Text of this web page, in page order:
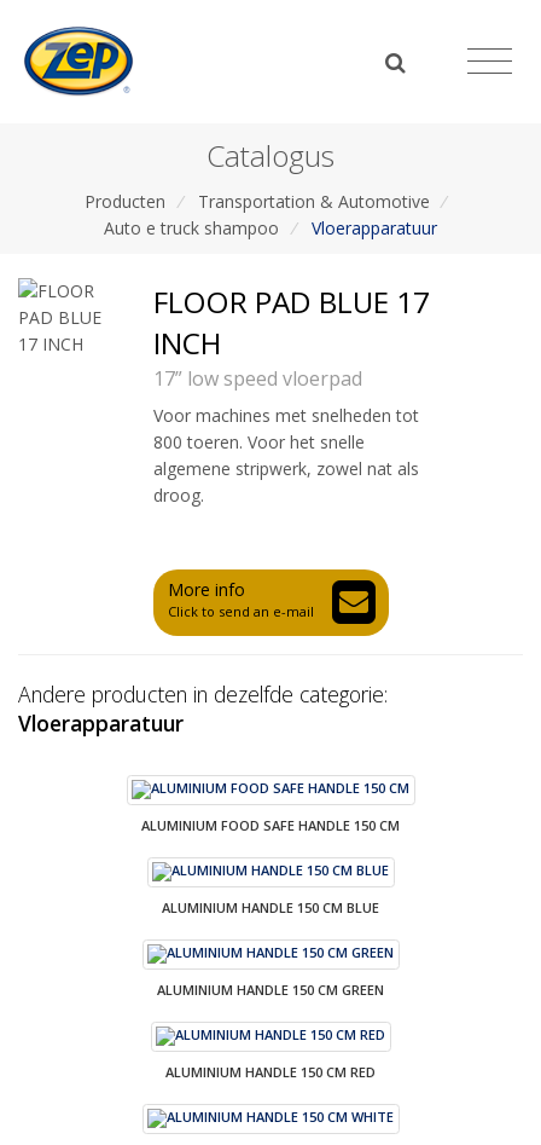
Catalogus
Producten / Transportation & Automotive /
Auto e truck shampoo / Vloerapparatuur
FLOOR PAD BLUE 17
INCH
17” low speed vloerpad
Voor machines met snelheden tot
800 toeren. Voor het snelle
algemene stripwerk, zowel nat als
droog.
More info
Click to send an e-mail
Andere producten in dezelfde categorie:
Vloerapparatuur
ALUMINIUM FOOD SAFE HANDLE 150 CM
ALUMINIUM HANDLE 150 CM BLUE
ALUMINIUM HANDLE 150 CM GREEN
ALUMINIUM HANDLE 150 CM RED